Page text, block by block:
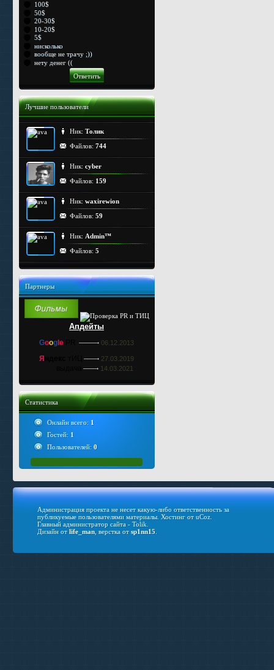
100$
50$
20-30$
10-20$
5$
нисколько
вообще не трачу ;))
нету денег ((
Лучшие пользователи
Ник: Толик
Файлов: 744
Ник: cyber
Файлов: 159
Ник: waxirewion
Файлов: 59
Ник: Admin™
Файлов: 5
Партнеры
Апдейты
Google 06.12.2013
Я 27.03.2019
14.03.2021
Статистика
Онлайн всего: 1
Гостей: 1
Пользователей: 0
Администрация проекта не несет какую-либо ответственность за
публикуемые пользователями материалы. Хостинг отuCoz.
Главный администратор сайта - Tolik.
Дизайн отlife_man, верстка отsp1nn15.